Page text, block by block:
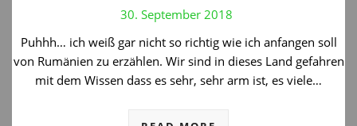
30. September 2018
Puhhh… ich weiß gar nicht so richtig wie ich anfangen soll
von Rumänien zu erzählen. Wir sind in dieses Land gefahren
mit dem Wissen dass es sehr, sehr arm ist, es viele…